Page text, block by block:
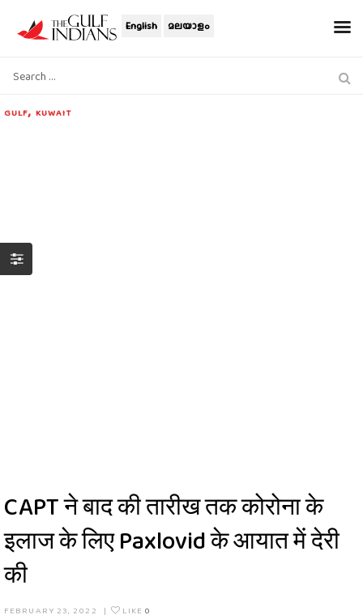
English മലയാളം
GULF, KUWAIT
CAPT ने बाद की तारीख तक कोरोना के
इलाज के लिए Paxlovid के आयात में देरी
की
FEBRUARY 23, 2022 | LIKE 0